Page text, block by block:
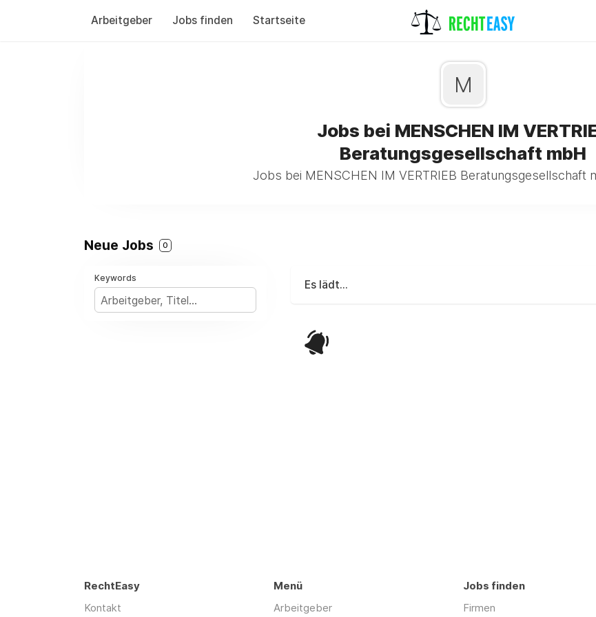
Arbeitgeber Jobs finden Startseite
M
Jobs bei MENSCHEN IM
Beratungsgesellschaft mbH
Jobs bei MENSCHEN IM VERTRIEB Beratungsgesellschaft
Neue Jobs 0
Keywords
Es lädt...
RechtEasy
Kontakt
Menü
Arbeitgeber
Jobs finden
Firmen